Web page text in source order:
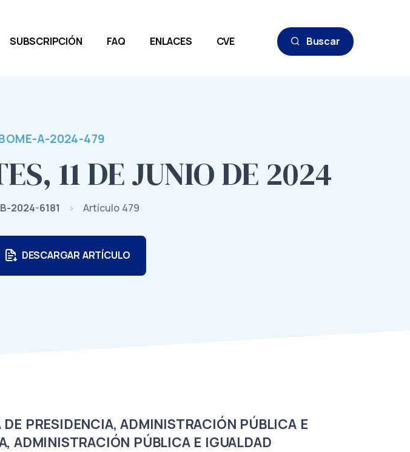
SUBSCRIPCIÓN FAQ ENLACES CVE Buscar
A-2024-479
11 DE JUNIO DE 2024
2024-6181 Artículo 479
DESCARGAR ARTÍCULO
PRESIDENCIA, ADMINISTRACIÓN PÚBLICA E
ADMINISTRACIÓN PÚBLICA E IGUALDAD